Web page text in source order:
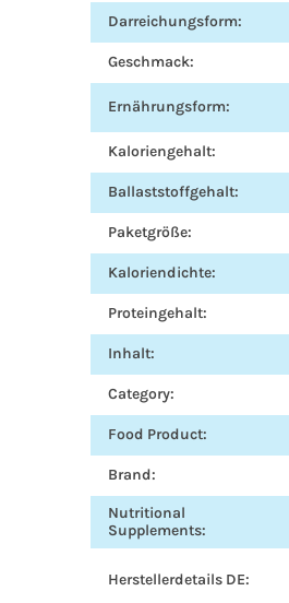
Produkteigenschaft
Wert
Darreichungsform:
Geschmack:
Ernährungsform:
Kaloriengehalt:
Ballaststoffgehalt:
Paketgröße:
Kaloriendichte:
Proteingehalt:
Inhalt:
Category:
Food Product:
Brand:
Nutritional
Supplements:
Herstellerdetails DE: